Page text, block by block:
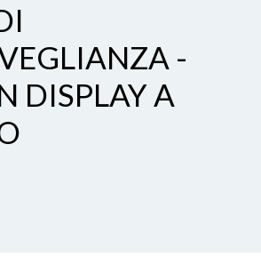
-
DISPLAY A